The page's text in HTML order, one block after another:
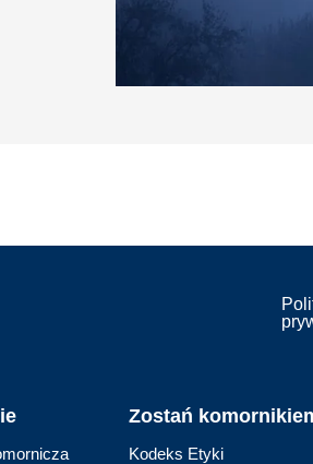
Zostań
Kodeks Etyki
Zaloguj się